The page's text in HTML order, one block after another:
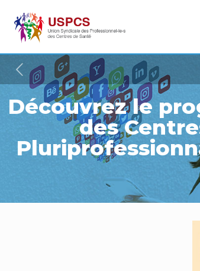
Découvrez le
des